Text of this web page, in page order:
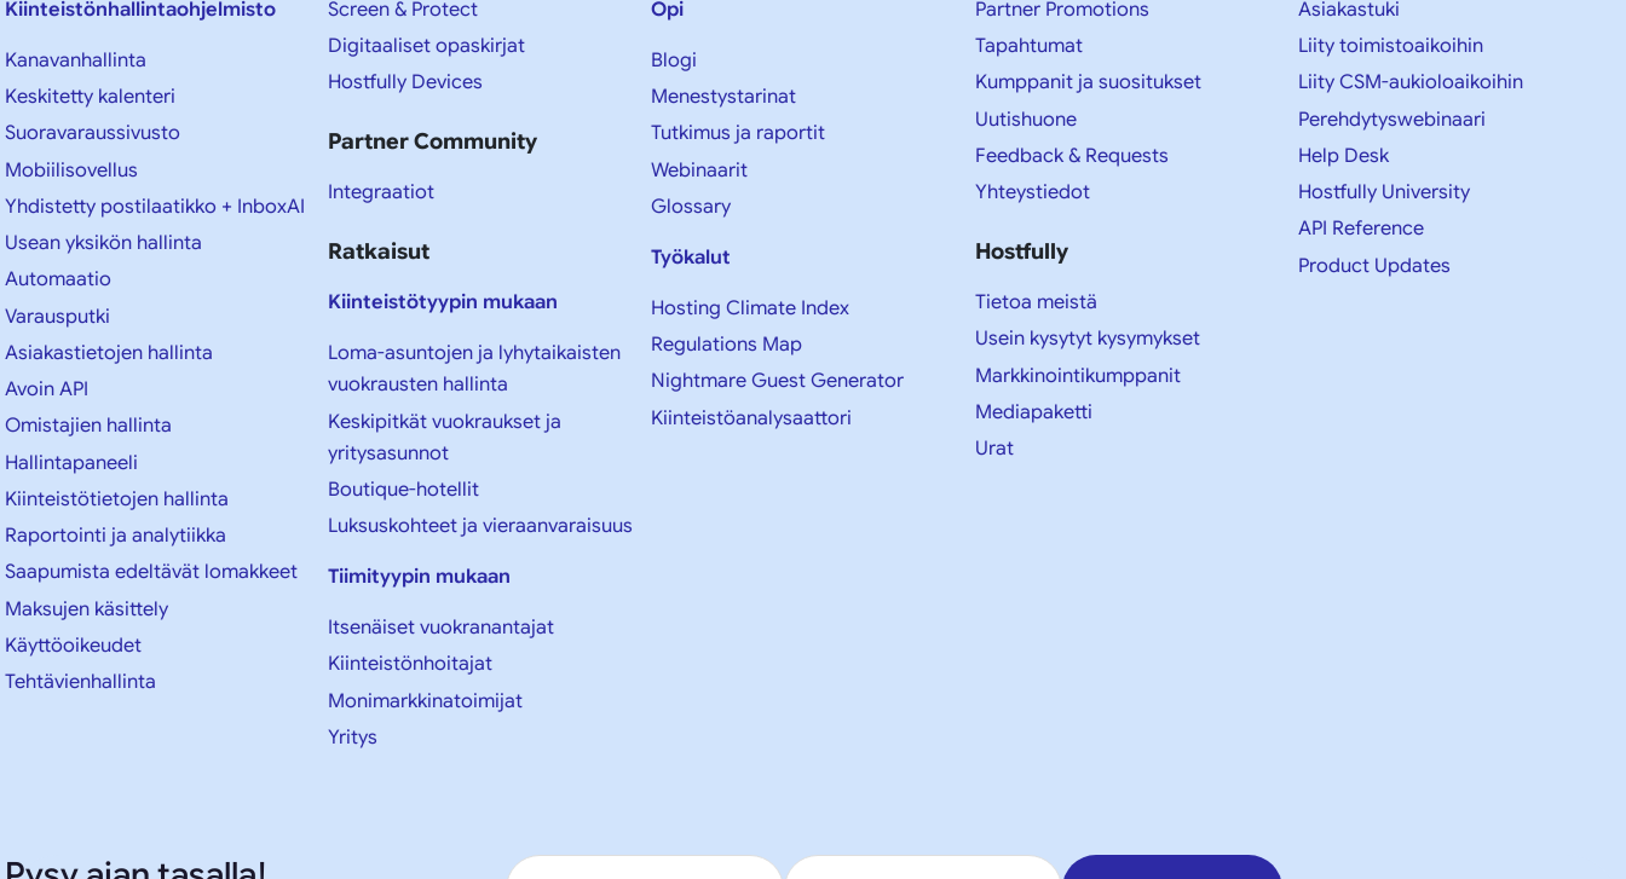
Kiinteistönhallintaohjelmisto
Kanavanhallinta
Keskitetty kalenteri
Suoravaraussivusto
Mobiilisovellus
Yhdistetty postilaatikko + InboxAI
Usean yksikön hallinta
Automaatio
Varausputki
Asiakastietojen hallinta
Avoin API
Omistajien hallinta
Hallintapaneeli
Kiinteistötietojen hallinta
Raportointi ja analytiikka
Saapumista edeltävät lomakkeet
Maksujen käsittely
Käyttöoikeudet
Tehtävienhallinta
Screen & Protect
Digitaaliset opaskirjat
Hostfully Devices
Partner Community
Integraatiot
Ratkaisut
Kiinteistötyypin mukaan
Loma-asuntojen ja lyhytaikaisten
vuokrausten hallinta
Keskipitkät vuokraukset ja
yritysasunnot
Boutique-hotellit
Luksuskohteet ja vieraanvaraisuus
Tiimityypin mukaan
Itsenäiset vuokranantajat
Kiinteistönhoitajat
Monimarkkinatoimijat
Yritys
Opi
Blogi
Menestystarinat
Tutkimus ja raportit
Webinaarit
Glossary
Työkalut
Hosting Climate Index
Regulations Map
Nightmare Guest Generator
Kiinteistöanalysaattori
Partner Promotions
Tapahtumat
Kumppanit ja suositukset
Uutishuone
Feedback & Requests
Yhteystiedot
Hostfully
Tietoa meistä
Usein kysytyt kysymykset
Markkinointikumppanit
Mediapaketti
Urat
Asiakastuki
Liity toimistoaikoihin
Liity CSM-aukioloaikoihin
Perehdytyswebinaari
Help Desk
Hostfully University
API Reference
Product Updates